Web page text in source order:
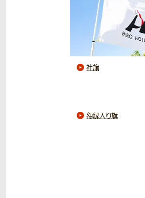
社旗
額縁入り旗